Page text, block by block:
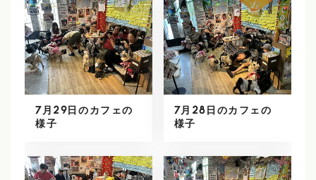
7月29日のカフェの
様子
7月28日のカフェの
様子